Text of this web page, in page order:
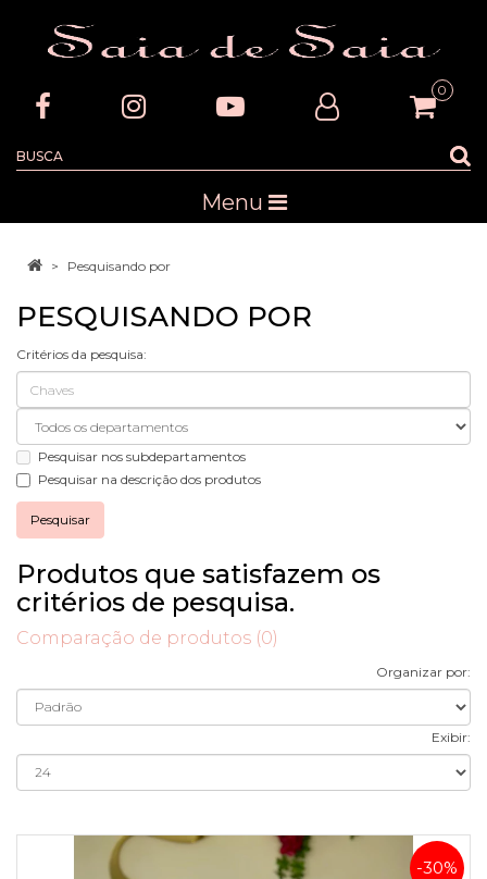
0
Menu
Pesquisando por
PESQUISANDO POR
Critérios da pesquisa:
Pesquisar nos subdepartamentos
Pesquisar na descrição dos produtos
Produtos que satisfazem os
critérios de pesquisa.
Comparação de produtos (0)
Organizar por:
Exibir:
-30%